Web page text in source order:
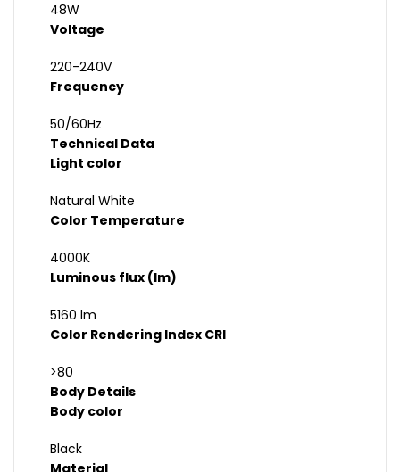
48W
Voltage
220-240V
Frequency
50/60Hz
Technical Data
Light color
Natural White
Color Temperature
4000K
Luminous flux (lm)
5160 lm
Color Rendering Index CRI
>80
Body Details
Body color
Black